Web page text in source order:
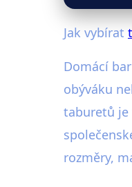
Jak vybírat
Domácí
obýváku
taburetů je
rozměry,